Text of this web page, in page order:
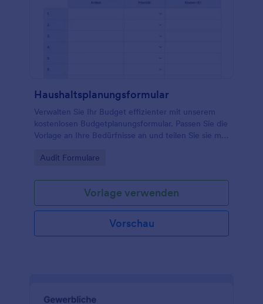
Haushaltsplanungsformular
Verwalten Sie Ihr Budget effizienter mit unserem
kostenlosen Budgetplanungsformular. Passen Sie die
Vorlage an Ihre Bedürfnisse an und teilen Sie sie mit
erwarteten Ausgaben aus.
Go to Category:
Audit Formulare
Vorlage verwenden
Vorschau